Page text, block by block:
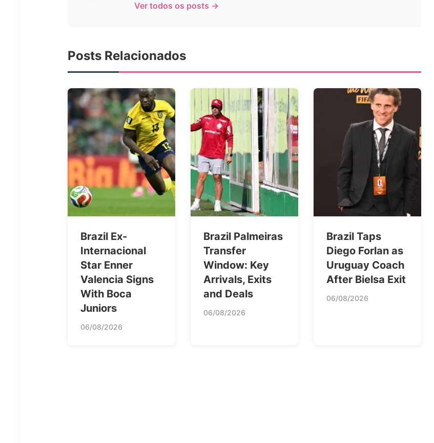
Ver todos os posts →
Posts Relacionados
Brazil Ex-
Internacional
Star Enner
Valencia Signs
With Boca
Juniors
06/08/2026
Brazil Palmeiras
Transfer
Window: Key
Arrivals, Exits
and Deals
06/08/2026
Brazil Taps
Diego Forlan as
Uruguay Coach
After Bielsa Exit
06/08/2026